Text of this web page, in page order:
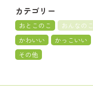
カテゴリー
おとこのこ おんなのこ
かわいい
かっこいい
その他